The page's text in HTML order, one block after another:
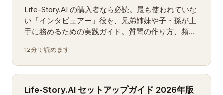
Life-Story.AI の購入者なら必読。最も使われていな
い「インタビュアー」役を、兄弟姉妹や子・孫が上
手に務めるための実践ガイド。質問の作り方、頻
方法まで。
12分で読めます
Life-Story.AI セットアップガイド 2026年版